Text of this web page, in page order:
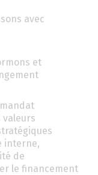
avec
et
valeurs
interne,
de
le financement